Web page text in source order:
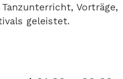
Vorträge,
geleistet.